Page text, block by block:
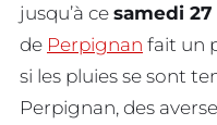
jusqu’à ce samedi
de Perpignan fait un
si les pluies se sont
Perpignan, des